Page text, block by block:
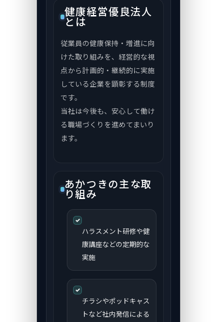
健康経営優良法人
とは
従業員の健康保持・増進に向
けた取り組みを、経営的な視
点から計画的・継続的に実施
している企業を顕彰する制度
です。
当社は今後も、安心して働け
る職場づくりを進めてまいり
ます。
あかつきの主な取
り組み
✓
ハラスメント研修や健
康講座などの定期的な
実施
✓
チラシやポッドキャス
トなど社内発信による